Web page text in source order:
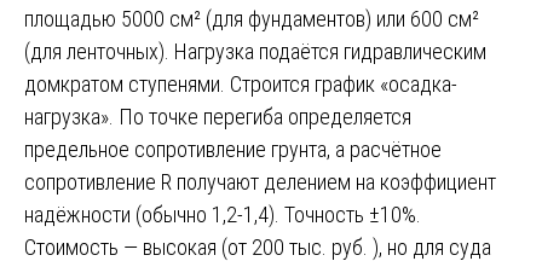
площадью 5000 см² (для фундаментов) или 600 см²
(для ленточных). Нагрузка подаётся гидравлическим
домкратом ступенями. Строится график «осадка-
нагрузка». По точке перегиба определяется
предельное сопротивление грунта, а расчётное
сопротивление R получают делением на коэффициент
надёжности (обычно 1,2-1,4). Точность ±10%.
Стоимость — высокая (от 200 тыс. руб. ), но для суда